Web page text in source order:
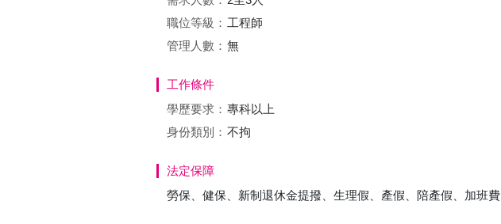
職位等級： 工程師
管理人數： 無
工作條件
學歷要求： 專科以上
身份類別： 不拘
法定保障
勞保、健保、新制退休金提撥、生理假、產假、陪產假、加班費